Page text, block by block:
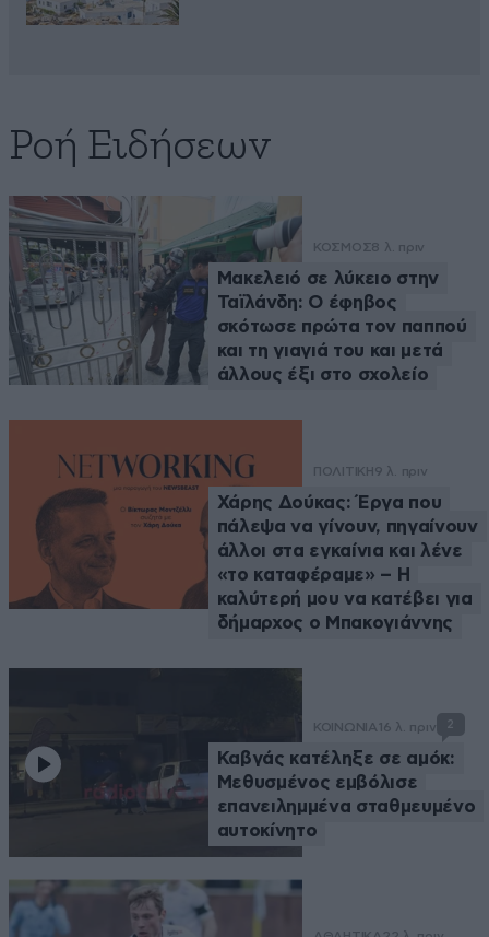
Ροή Ειδήσεων
ΚΟΣΜΟΣ8 λ. πριν
Μακελειό σε λύκειο στην
Ταϊλάνδη: Ο έφηβος
σκότωσε πρώτα τον παππού
και τη γιαγιά του και μετά
άλλους έξι στο σχολείο
ΠΟΛΙΤΙΚΗ9 λ. πριν
Χάρης Δούκας: Έργα που
πάλεψα να γίνουν, πηγαίνουν
άλλοι στα εγκαίνια και λένε
«το καταφέραμε» – Η
καλύτερή μου να κατέβει για
δήμαρχος ο Μπακογιάννης
ΚΟΙΝΩΝΙΑ 16 λ. πριν 2
Καβγάς κατέληξε σε αμόκ:
Μεθυσμένος εμβόλισε
επανειλημμένα σταθμευμένο
αυτοκίνητο